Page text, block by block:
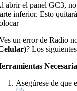
abrir el panel GC3,
inferior. Esto
un error de Radio
? Los
Asegúrese de que